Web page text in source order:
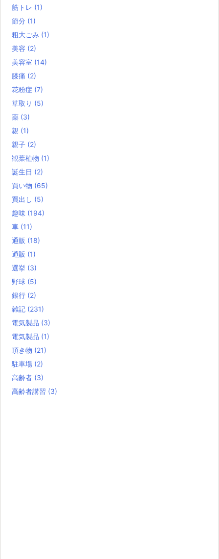
筋トレ (1)
節分 (1)
粗大ごみ (1)
美容 (2)
美容室 (14)
膝痛 (2)
花粉症 (7)
草取り (5)
薬 (3)
親 (1)
親子 (2)
観葉植物 (1)
誕生日 (2)
買い物 (65)
買出し (5)
趣味 (194)
車 (11)
通販 (18)
通販 (1)
選挙 (3)
野球 (5)
銀行 (2)
雑記 (231)
電気製品 (3)
電気製品 (1)
頂き物 (21)
駐車場 (2)
高齢者 (3)
高齢者講習 (3)